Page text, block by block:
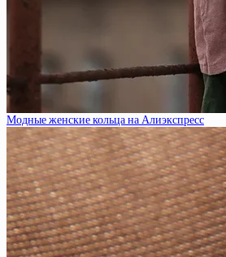
Модные женские кольца на Алиэкспресс